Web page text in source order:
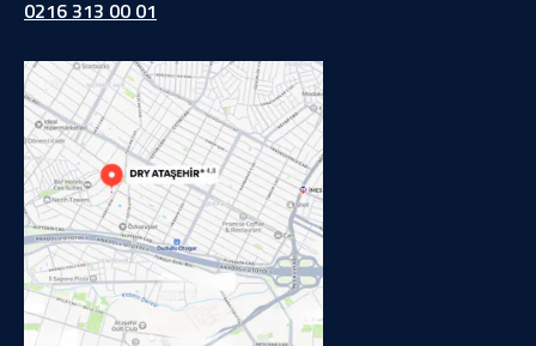
0216 313 00 01